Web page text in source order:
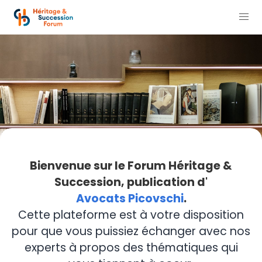
Bienvenue sur le Forum Héritage &
Succession, publication d'
Avocats Picovschi.
Cette plateforme est à votre disposition
pour que vous puissiez échanger avec nos
experts à propos des thématiques qui